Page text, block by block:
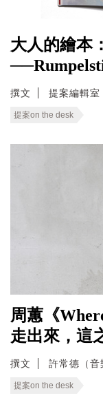
大人的繪本
撰文 提案編輯室
提案on the desk
周蕙《
走出來，這
撰文 許常德（音
提案on the desk